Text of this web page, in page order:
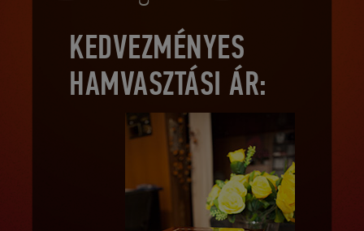
KEDVEZMÉNYES
HAMVASZTÁSI ÁR: